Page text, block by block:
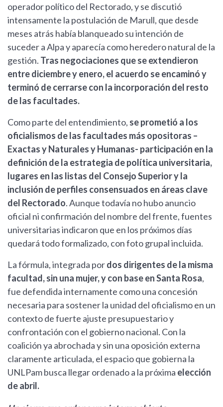
operador político del Rectorado, y se discutió
intensamente la postulación de Marull, que desde
meses atrás había blanqueado su intención de
suceder a Alpa y aparecía como heredero natural de la
gestión. Tras negociaciones que se extendieron
entre diciembre y enero, el acuerdo se encaminó y
terminó de cerrarse con la incorporación del resto
de las facultades.
Como parte del entendimiento, se prometió a los
oficialismos de las facultades más opositoras –
Exactas y Naturales y Humanas- participación en la
definición de la estrategia de política universitaria,
lugares en las listas del Consejo Superior y la
inclusión de perfiles consensuados en áreas clave
del Rectorado. Aunque todavía no hubo anuncio
oficial ni confirmación del nombre del frente, fuentes
universitarias indicaron que en los próximos días
quedará todo formalizado, con foto grupal incluida.
La fórmula, integrada pordos dirigentes de la misma
facultad, sin una mujer, y con base en Santa Rosa,
fue defendida internamente como una concesión
necesaria para sostener la unidad del oficialismo en un
contexto de fuerte ajuste presupuestario y
confrontación con el gobierno nacional. Con la
coalición ya abrochada y sin una oposición externa
claramente articulada, el espacio que gobierna la
UNLPam busca llegar ordenado a la próxima elección
de abril.